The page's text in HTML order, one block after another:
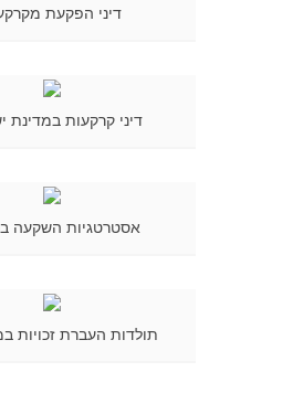
דיני הפקעת מקרקעין
דיני קרקעות במדינת ישראל
אסטרטגיות השקעה בנדל"ן
תולדות העברת זכויות